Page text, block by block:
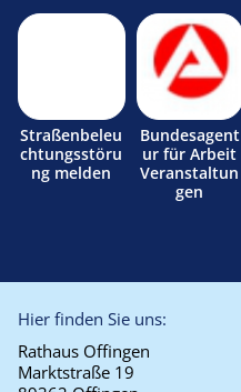
Straßenbeleu
chtungsstöru
ng melden
Bundesagent
ur für Arbeit
Veranstaltun
gen
Hier finden Sie uns:
Rathaus Offingen
Marktstraße 19